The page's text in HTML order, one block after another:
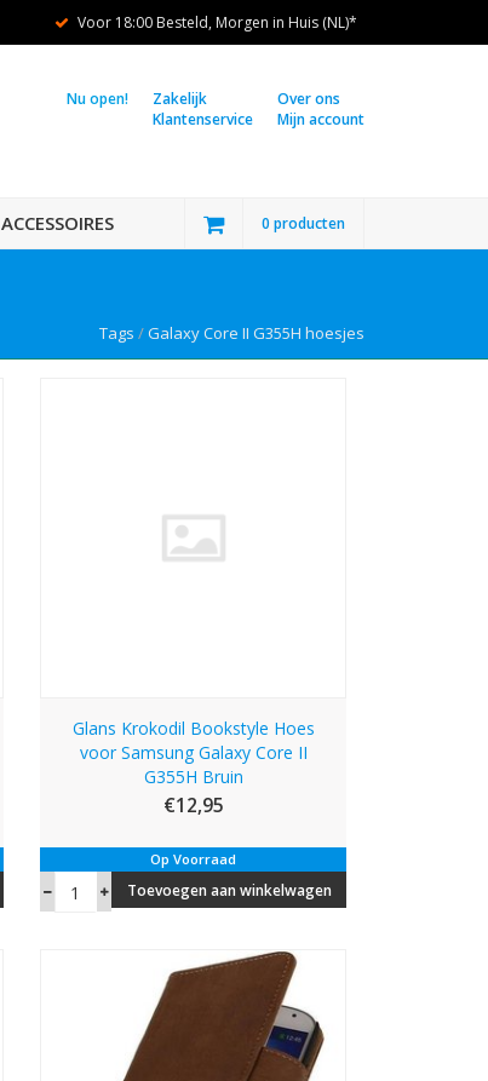
Voor 18:00 Besteld, Morgen in Huis (NL)*
Over ons
Mijn account
Zakelijk
Klantenservice
Nu open!
ACCESSOIRES 0 producten
Tags /Galaxy Core II G355H hoesjes
Glans Krokodil Bookstyle Hoes
voor Samsung Galaxy Core II
G355H Bruin
€12,95
Op Voorraad
Toevoegen aan winkelwagen